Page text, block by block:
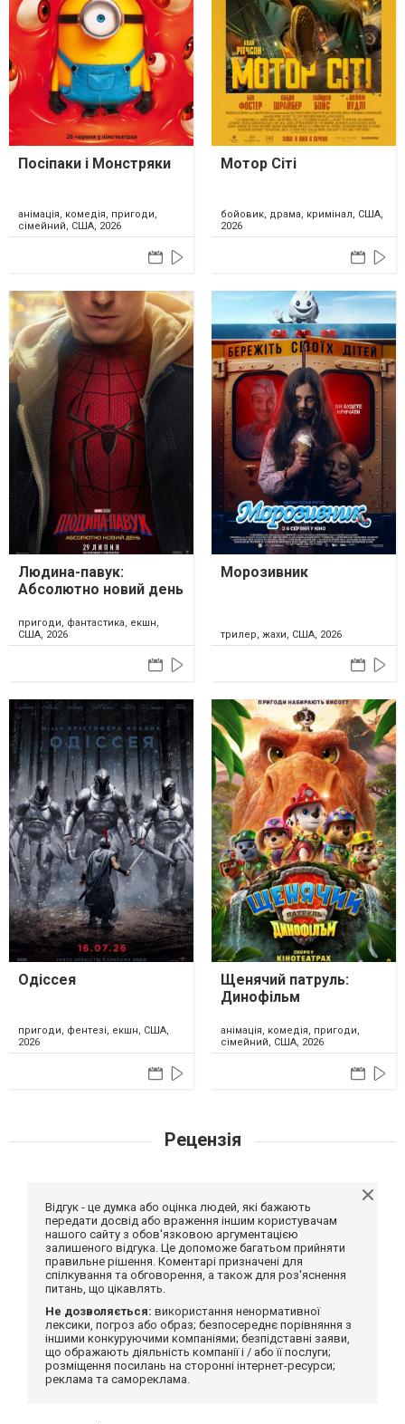
Посіпаки і Монстряки
анімація, комедія, пригоди,
сімейний, США, 2026
Мотор Сіті
бойовик, драма, кримінал, США,
2026
Людина-павук:
Абсолютно новий день
пригоди, фантастика, екшн,
США, 2026
Морозивник
трилер, жахи, США, 2026
Одіссея
пригоди, фентезі, екшн, США,
2026
Щенячий патруль:
Динофільм
анімація, комедія, пригоди,
сімейний, США, 2026
Рецензія
Відгук - це думка або оцінка людей, які бажають
передати досвід або враження іншим користувачам
нашого сайту з обов'язковою аргументацією
залишеного відгука. Це допоможе багатьом прийняти
правильне рішення. Коментарі призначені для
спілкування та обговорення, а також для роз'яснення
питань, що цікавлять.
Не дозволяється: використання ненормативної
лексики, погроз або образ; безпосереднє порівняння з
іншими конкуруючими компаніями; безпідставні заяви,
що ображають діяльність компанії і / або її послуги;
розміщення посилань на сторонні інтернет-ресурси;
реклама та самореклама.